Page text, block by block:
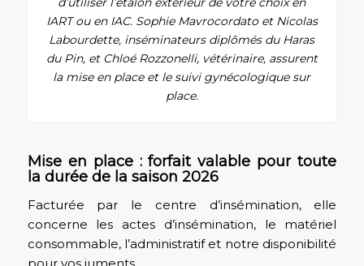
IART ou en IAC. Sophie Mavrocordato et Nicolas
Labourdette, inséminateurs diplômés du Haras
du Pin, et Chloé Rozzonelli, vétérinaire, assurent
la mise en place et le suivi gynécologique sur
place.
Mise en place : forfait valable pour toute
la durée de la saison 2026
Facturée par le centre d’insémination, elle
concerne les actes d’insémination, le matériel
consommable, l’administratif et notre disponibilité